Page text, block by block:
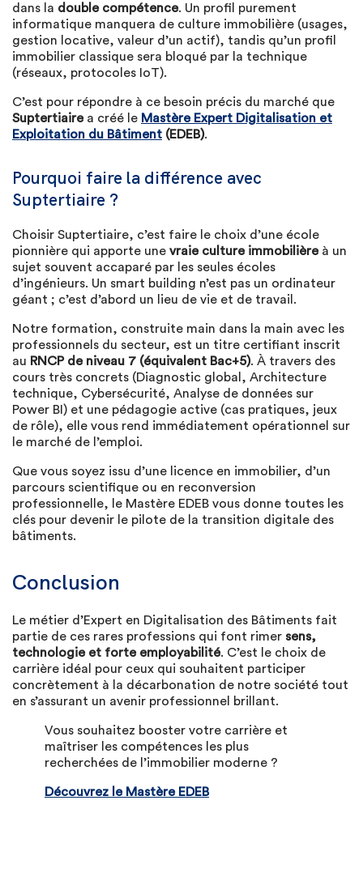
dans la double compétence. Un profil purement
informatique manquera de culture immobilière (usages,
gestion locative, valeur d’un actif), tandis qu’un profil
immobilier classique sera bloqué par la technique
(réseaux, protocoles IoT).
C’est pour répondre à ce besoin précis du marché que
Suptertiairea créé le Mastère Expert Digitalisation et
Exploitation du Bâtiment (EDEB).
Pourquoi faire la différence avec
Suptertiaire ?
Choisir Suptertiaire, c’est faire le choix d’une école
pionnière qui apporte une vraie culture immobilièreà un
sujet souvent accaparé par les seules écoles
d’ingénieurs. Un smart building n’est pas un ordinateur
géant ; c’est d’abord un lieu de vie et de travail.
Notre formation, construite main dans la main avec les
professionnels du secteur, est un titre certifiant inscrit
au RNCP de niveau 7 (équivalent Bac+5). À travers des
cours très concrets (Diagnostic global, Architecture
technique, Cybersécurité, Analyse de données sur
Power BI) et une pédagogie active (cas pratiques, jeux
de rôle), elle vous rend immédiatement opérationnel sur
le marché de l’emploi.
Que vous soyez issu d’une licence en immobilier, d’un
parcours scientifique ou en reconversion
professionnelle, le Mastère EDEB vous donne toutes les
clés pour devenir le pilote de la transition digitale des
bâtiments.
Conclusion
Le métier d’Expert en Digitalisation des Bâtiments fait
partie de ces rares professions qui font rimer sens,
technologie et forte employabilité. C’est le choix de
carrière idéal pour ceux qui souhaitent participer
concrètement à la décarbonation de notre société tout
en s’assurant un avenir professionnel brillant.
Vous souhaitez booster votre carrière et
maîtriser les compétences les plus
recherchées de l’immobilier moderne ?
Découvrez le Mastère EDEB